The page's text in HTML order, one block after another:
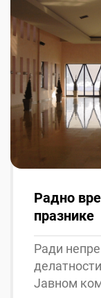
Радно
празнике
Ради
Јавном